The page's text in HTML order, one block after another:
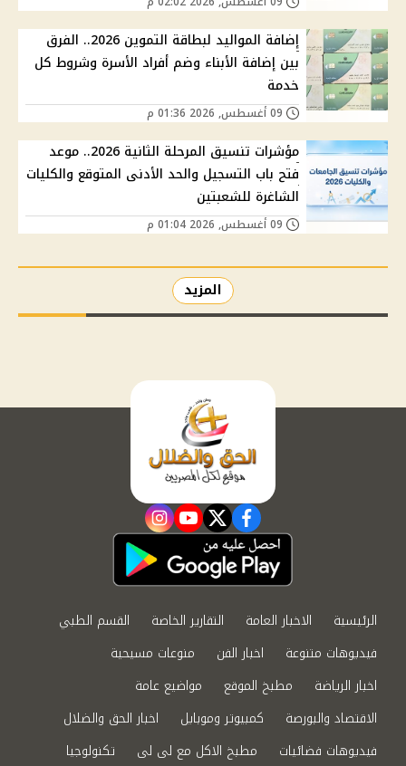
إضافة المواليد لبطاقة التموين 2026.. الفرق
بين إضافة الأبناء وضم أفراد الأسرة وشروط كل
خدمة
مؤشرات تنسيق المرحلة الثانية 2026.. موعد
فتح باب التسجيل والحد الأدنى المتوقع والكليات
الشاغرة للشعبتين
المزيد
facebook
twitter
youtube
instagram
الرئيسية الاخبار العامة التقارير الخاصة
القسم الطبي
فيديوهات متنوعة
اخبار الفن
منوعات مسيحية
اخبار الرياضة
مطبخ الموقع
مواضيع عامة
الاقتصاد والبورصة
كمبيوتر وموبايل
اخبار الحق والضلال
فيديوهات فضائيات
مطبخ الاكل مع لى لى تكنولوجيا